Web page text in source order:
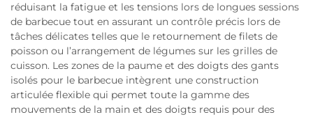
réduisant la fatigue et les tensions lors de longues sessions
de barbecue tout en assurant un contrôle précis lors de
tâches délicates telles que le retournement de filets de
poisson ou l’arrangement de légumes sur les grilles de
cuisson. Les zones de la paume et des doigts des gants
isolés pour le barbecue intègrent une construction
articulée flexible qui permet toute la gamme des
mouvements de la main et des doigts requis pour des